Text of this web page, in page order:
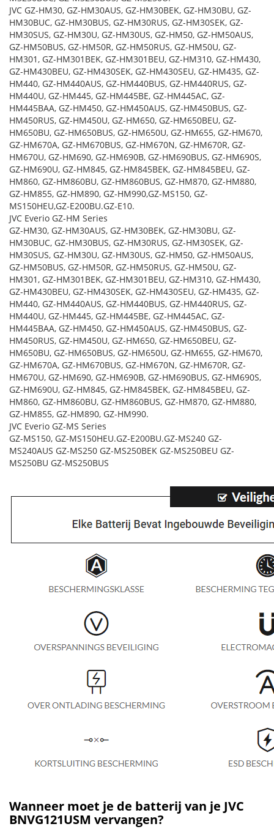
JVC GZ-HM30, GZ-HM30AUS, GZ-HM30BEK, GZ-HM30BU, GZ-
HM30BUC, GZ-HM30BUS, GZ-HM30RUS, GZ-HM30SEK, GZ-
HM30SUS, GZ-HM30U, GZ-HM30US, GZ-HM50, GZ-HM50AUS,
GZ-HM50BUS, GZ-HM50R, GZ-HM50RUS, GZ-HM50U, GZ-
HM301, GZ-HM301BEK, GZ-HM301BEU, GZ-HM310, GZ-HM430,
GZ-HM430BEU, GZ-HM430SEK, GZ-HM430SEU, GZ-HM435, GZ-
HM440, GZ-HM440AUS, GZ-HM440BUS, GZ-HM440RUS, GZ-
HM440U, GZ-HM445, GZ-HM445BE, GZ-HM445AC, GZ-
HM445BAA, GZ-HM450, GZ-HM450AUS, GZ-HM450BUS, GZ-
HM450RUS, GZ-HM450U, GZ-HM650, GZ-HM650BEU, GZ-
HM650BU, GZ-HM650BUS, GZ-HM650U, GZ-HM655, GZ-HM670,
GZ-HM670A, GZ-HM670BUS, GZ-HM670N, GZ-HM670R, GZ-
HM670U, GZ-HM690, GZ-HM690B, GZ-HM690BUS, GZ-HM690S,
GZ-HM690U, GZ-HM845, GZ-HM845BEK, GZ-HM845BEU, GZ-
HM860, GZ-HM860BU, GZ-HM860BUS, GZ-HM870, GZ-HM880,
GZ-HM855, GZ-HM890, GZ-HM990,GZ-MS150, GZ-
MS150HEU,GZ-E200BU.GZ-E10.
JVC Everio GZ-HM Series
GZ-HM30, GZ-HM30AUS, GZ-HM30BEK, GZ-HM30BU, GZ-
HM30BUC, GZ-HM30BUS, GZ-HM30RUS, GZ-HM30SEK, GZ-
HM30SUS, GZ-HM30U, GZ-HM30US, GZ-HM50, GZ-HM50AUS,
GZ-HM50BUS, GZ-HM50R, GZ-HM50RUS, GZ-HM50U, GZ-
HM301, GZ-HM301BEK, GZ-HM301BEU, GZ-HM310, GZ-HM430,
GZ-HM430BEU, GZ-HM430SEK, GZ-HM430SEU, GZ-HM435, GZ-
HM440, GZ-HM440AUS, GZ-HM440BUS, GZ-HM440RUS, GZ-
HM440U, GZ-HM445, GZ-HM445BE, GZ-HM445AC, GZ-
HM445BAA, GZ-HM450, GZ-HM450AUS, GZ-HM450BUS, GZ-
HM450RUS, GZ-HM450U, GZ-HM650, GZ-HM650BEU, GZ-
HM650BU, GZ-HM650BUS, GZ-HM650U, GZ-HM655, GZ-HM670,
GZ-HM670A, GZ-HM670BUS, GZ-HM670N, GZ-HM670R, GZ-
HM670U, GZ-HM690, GZ-HM690B, GZ-HM690BUS, GZ-HM690S,
GZ-HM690U, GZ-HM845, GZ-HM845BEK, GZ-HM845BEU, GZ-
HM860, GZ-HM860BU, GZ-HM860BUS, GZ-HM870, GZ-HM880,
GZ-HM855, GZ-HM890, GZ-HM990.
JVC Everio GZ-MS Series
GZ-MS150, GZ-MS150HEU.GZ-E200BU.GZ-MS240 GZ-
MS240AUS GZ-MS250 GZ-MS250BEK GZ-MS250BEU GZ-
MS250BU GZ-MS250BUS
Wanneer moet je de batterij van je JVC
BNVG121USM vervangen?